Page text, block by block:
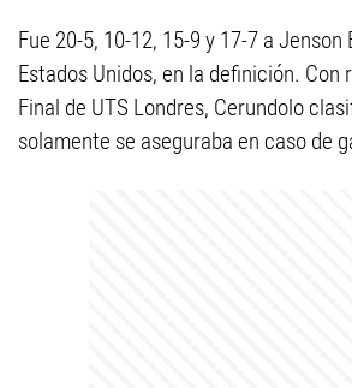
Fue 20-5, 10-12, 15-9 y 17-7 a Jenson
Estados Unidos, en la definición. Con
Final de UTS Londres, Cerundolo
solamente se aseguraba en caso de